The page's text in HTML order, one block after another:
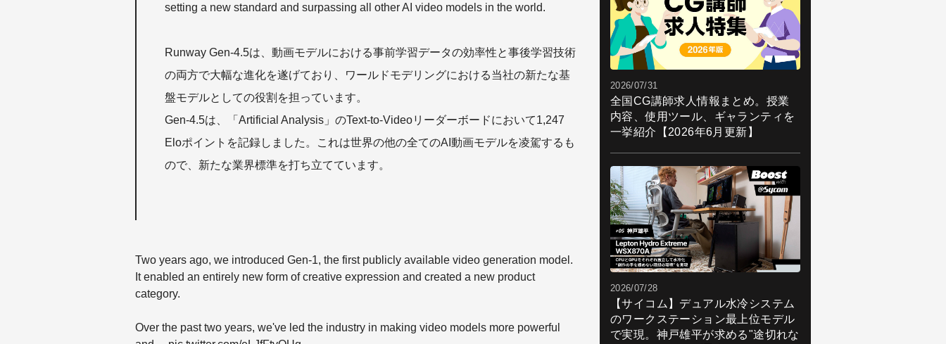
setting a new standard and surpassing all other AI video models in the world.
Runway Gen-4.5は、動画モデルにおける事前学習データの効率性と事後学習技術
の両方で大幅な進化を遂げており、ワールドモデリングにおける当社の新たな基
盤モデルとしての役割を担っています。
Gen-4.5は、「Artificial Analysis」のText-to-Videoリーダーボードにおいて1,247
Eloポイントを記録しました。これは世界の他の全てのAI動画モデルを凌駕するも
ので、新たな業界標準を打ち立てています。
Two years ago, we introduced Gen-1, the first publicly available video generation model.
It enabled an entirely new form of creative expression and created a new product
category.
Over the past two years, we've led the industry in making video models more powerful
2026/07/31
全国CG講師求人情報まとめ。授業
内容、使用ツール、ギャランティを
一挙紹介【2026年6月更新】
2026/07/28
【サイコム】デュアル水冷システム
のワークステーション最上位モデル
で実現。神戸雄平が求める"途切れな